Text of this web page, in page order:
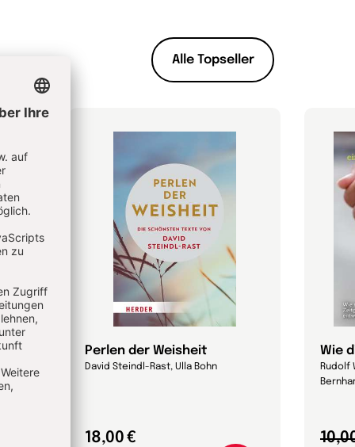
Alle Topseller
Perlen der Weisheit
David Steindl-Rast, Ulla Bohn
18,00 €
Wie
Rudolf